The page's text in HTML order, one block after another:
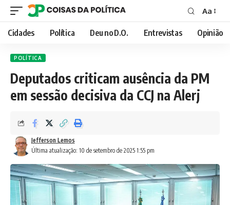
Font
Resizer
Aa
Cidades Política Deu no D.O. Entrevistas Opinião
POLÍTICA
Deputados criticam ausência da PM
em sessão decisiva da CCJ na Alerj
Última atualização: 10 de setembro de 2025 1:55 pm
Jefferson Lemos